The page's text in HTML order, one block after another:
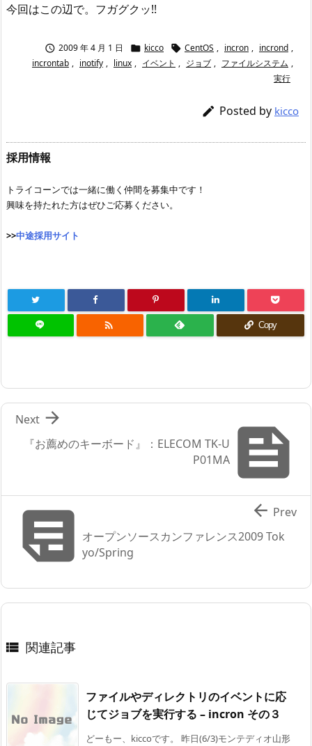
今回はこの辺で。フガグクッ!!
 2009 年 4 月 1 日  kicco  CentOS , incron , incrond ,
incrontab , inotify , linux , イベント , ジョブ , ファイルシステム ,
実行
 Posted by kicco
採用情報
トライコーンでは一緒に働く仲間を募集中です！
興味を持たれた方はぜひご応募ください。
>>中途採用サイト
 Copy

『お薦めのキーボード』：ELECOM TK-U
P01MA

Next
オープンソースカンファレンス2009 Tok
yo/Spring
 Prev
 関連記事
ファイルやディレクトリのイベントに応
じてジョブを実行する – incron その３
どーもー、kiccoです。 昨日(6/3)モンテディオ山形